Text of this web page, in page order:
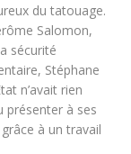
du tatouage.
Salomon,
sécurité
Stéphane
n’avait rien
présenter à ses
à un travail